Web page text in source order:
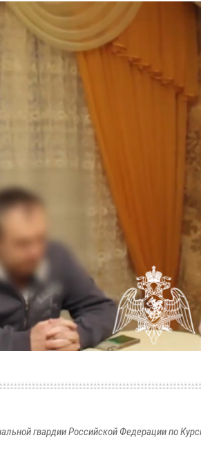
гвардии Российской Федерации по